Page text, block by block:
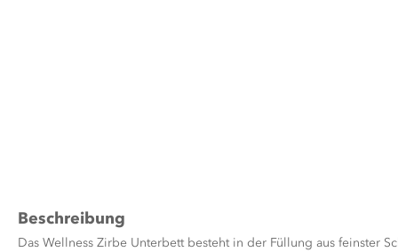
springen
Beschreibung
Das Wellness Zirbe Unterbett besteht in der Füllung aus feinster